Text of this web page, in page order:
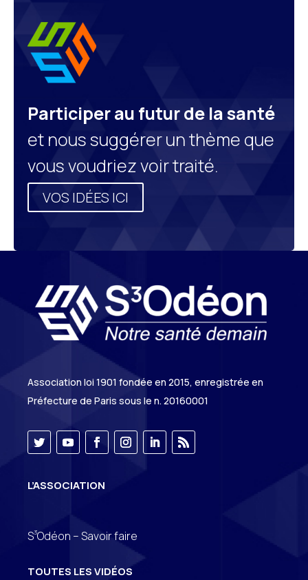
Participer au futur de la santé
et nous suggérer un thème que
vous voudriez voir traité.
VOS IDÉES ICI
Association loi 1901 fondée en 2015, enregistrée en
Préfecture de Paris sous le n. 20160001
L’ASSOCIATION
S3Odéon – Savoir faire
TOUTES LES VIDÉOS